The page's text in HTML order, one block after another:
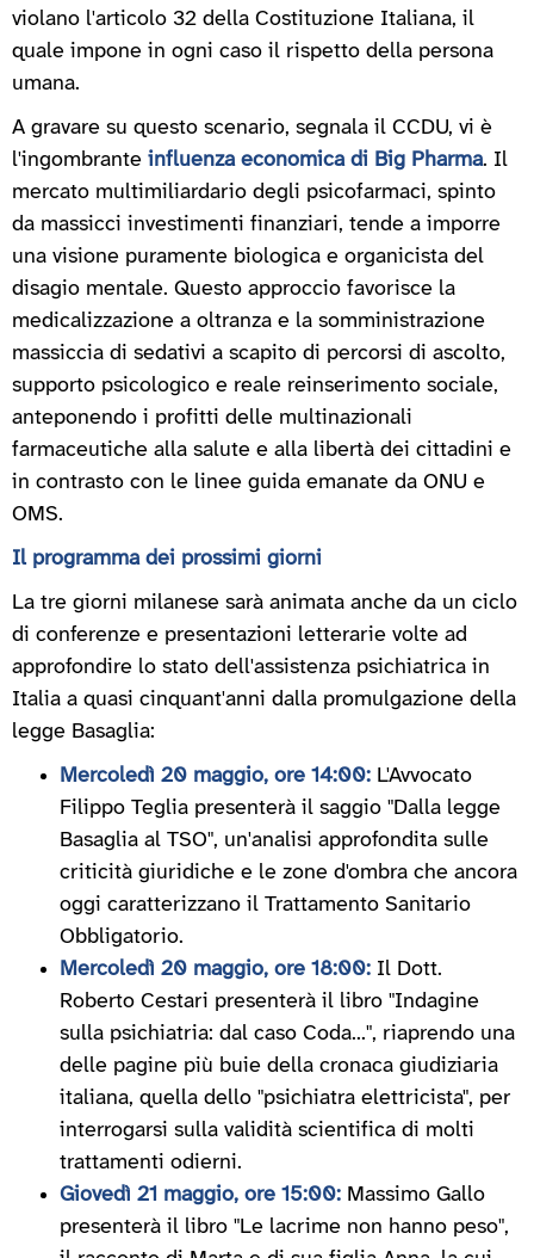
violano l'articolo 32 della Costituzione Italiana, il
quale impone in ogni caso il rispetto della persona
umana.
A gravare su questo scenario, segnala il CCDU, vi è
l'ingombrante influenza economica di Big Pharma. Il
mercato multimiliardario degli psicofarmaci, spinto
da massicci investimenti finanziari, tende a imporre
una visione puramente biologica e organicista del
disagio mentale. Questo approccio favorisce la
medicalizzazione a oltranza e la somministrazione
massiccia di sedativi a scapito di percorsi di ascolto,
supporto psicologico e reale reinserimento sociale,
anteponendo i profitti delle multinazionali
farmaceutiche alla salute e alla libertà dei cittadini e
in contrasto con le linee guida emanate da ONU e
OMS.
Il programma dei prossimi giorni
La tre giorni milanese sarà animata anche da un ciclo
di conferenze e presentazioni letterarie volte ad
approfondire lo stato dell'assistenza psichiatrica in
Italia a quasi cinquant'anni dalla promulgazione della
legge Basaglia:
Mercoledì 20 maggio, ore 14:00: L'Avvocato
Filippo Teglia presenterà il saggio "Dalla legge
Basaglia al TSO", un'analisi approfondita sulle
criticità giuridiche e le zone d'ombra che ancora
oggi caratterizzano il Trattamento Sanitario
Obbligatorio.
Mercoledì 20 maggio, ore 18:00: Il Dott.
Roberto Cestari presenterà il libro "Indagine
sulla psichiatria: dal caso Coda...", riaprendo una
delle pagine più buie della cronaca giudiziaria
italiana, quella dello "psichiatra elettricista", per
interrogarsi sulla validità scientifica di molti
trattamenti odierni.
Giovedì 21 maggio, ore 15:00: Massimo Gallo
presenterà il libro "Le lacrime non hanno peso",